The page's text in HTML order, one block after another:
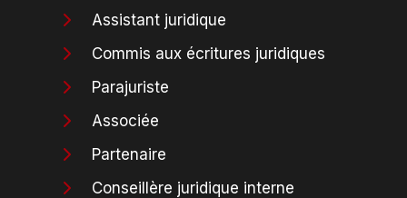
Assistant juridique
Commis aux écritures juridiques
Parajuriste
Associée
Partenaire
Conseillère juridique interne